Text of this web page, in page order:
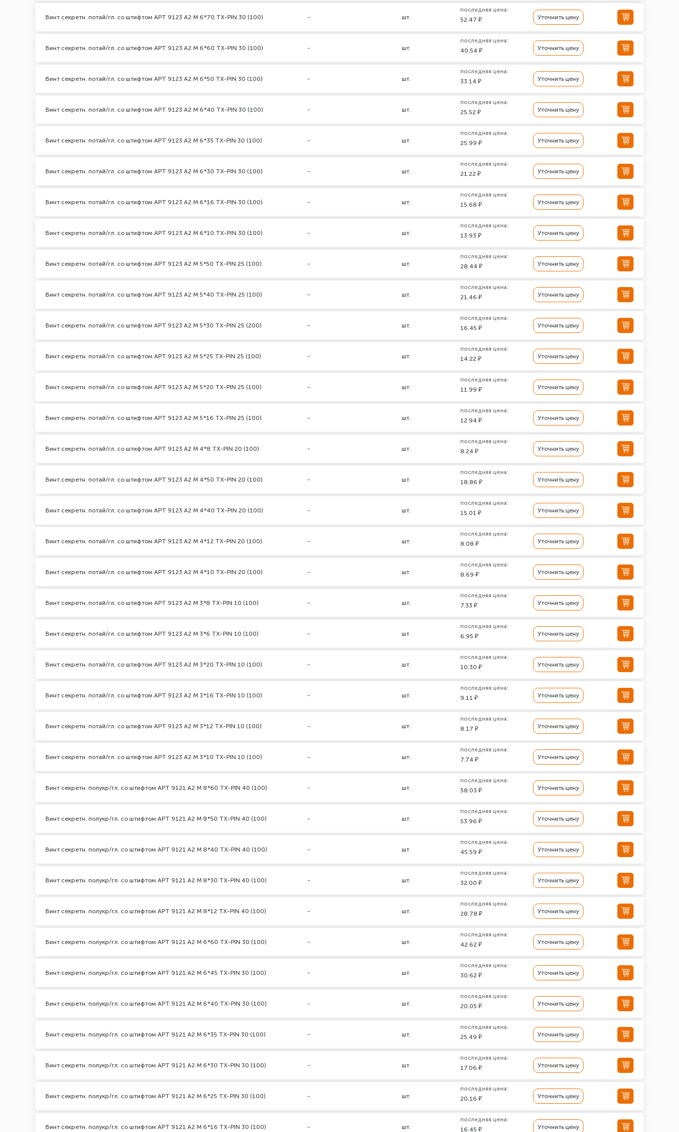
Винт секретн. потай/гл. со штифтом АРТ 9123 А2 M 6*70 TX-PIN 30 (100) - шт.
последняя цена:
52.47 ₽ Уточнить цену
Винт секретн. потай/гл. со штифтом АРТ 9123 А2 M 6*60 TX-PIN 30 (100) - шт.
последняя цена:
40.54 ₽ Уточнить цену
Винт секретн. потай/гл. со штифтом АРТ 9123 А2 M 6*50 TX-PIN 30 (100) - шт.
последняя цена:
33.14 ₽ Уточнить цену
Винт секретн. потай/гл. со штифтом АРТ 9123 А2 M 6*40 TX-PIN 30 (100) - шт.
последняя цена:
25.52 ₽ Уточнить цену
Винт секретн. потай/гл. со штифтом АРТ 9123 А2 M 6*35 TX-PIN 30 (100) - шт.
последняя цена:
25.99 ₽ Уточнить цену
Винт секретн. потай/гл. со штифтом АРТ 9123 А2 M 6*30 TX-PIN 30 (100) - шт.
последняя цена:
21.22 ₽ Уточнить цену
Винт секретн. потай/гл. со штифтом АРТ 9123 А2 M 6*16 TX-PIN 30 (100) - шт.
последняя цена:
15.68 ₽ Уточнить цену
Винт секретн. потай/гл. со штифтом АРТ 9123 А2 M 6*10 TX-PIN 30 (100) - шт.
последняя цена:
13.93 ₽ Уточнить цену
Винт секретн. потай/гл. со штифтом АРТ 9123 А2 M 5*50 TX-PIN 25 (100) - шт.
последняя цена:
28.44 ₽ Уточнить цену
Винт секретн. потай/гл. со штифтом АРТ 9123 А2 M 5*40 TX-PIN 25 (100) - шт.
последняя цена:
21.46 ₽ Уточнить цену
Винт секретн. потай/гл. со штифтом АРТ 9123 А2 M 5*30 TX-PIN 25 (200) - шт.
последняя цена:
16.45 ₽ Уточнить цену
Винт секретн. потай/гл. со штифтом АРТ 9123 А2 M 5*25 TX-PIN 25 (100) - шт.
последняя цена:
14.22 ₽ Уточнить цену
Винт секретн. потай/гл. со штифтом АРТ 9123 А2 M 5*20 TX-PIN 25 (100) - шт.
последняя цена:
11.99 ₽ Уточнить цену
Винт секретн. потай/гл. со штифтом АРТ 9123 А2 M 5*16 TX-PIN 25 (100) - шт.
последняя цена:
12.94 ₽ Уточнить цену
Винт секретн. потай/гл. со штифтом АРТ 9123 А2 M 4*8 TX-PIN 20 (100) - шт.
последняя цена:
8.24 ₽ Уточнить цену
Винт секретн. потай/гл. со штифтом АРТ 9123 А2 M 4*50 TX-PIN 20 (100) - шт.
последняя цена:
18.86 ₽ Уточнить цену
Винт секретн. потай/гл. со штифтом АРТ 9123 А2 M 4*40 TX-PIN 20 (100) - шт.
последняя цена:
15.01 ₽ Уточнить цену
Винт секретн. потай/гл. со штифтом АРТ 9123 А2 M 4*12 TX-PIN 20 (100) - шт.
последняя цена:
8.08 ₽ Уточнить цену
Винт секретн. потай/гл. со штифтом АРТ 9123 А2 M 4*10 TX-PIN 20 (100) - шт.
последняя цена:
8.69 ₽ Уточнить цену
Винт секретн. потай/гл. со штифтом АРТ 9123 А2 M 3*8 TX-PIN 10 (100) - шт.
последняя цена:
7.33 ₽ Уточнить цену
Винт секретн. потай/гл. со штифтом АРТ 9123 А2 M 3*6 TX-PIN 10 (100) - шт.
последняя цена:
6.95 ₽ Уточнить цену
Винт секретн. потай/гл. со штифтом АРТ 9123 А2 M 3*20 TX-PIN 10 (100) - шт.
последняя цена:
10.30 ₽ Уточнить цену
Винт секретн. потай/гл. со штифтом АРТ 9123 А2 M 3*16 TX-PIN 10 (100) - шт.
последняя цена:
9.11 ₽ Уточнить цену
Винт секретн. потай/гл. со штифтом АРТ 9123 А2 M 3*12 TX-PIN 10 (100) - шт.
последняя цена:
8.17 ₽ Уточнить цену
Винт секретн. потай/гл. со штифтом АРТ 9123 А2 M 3*10 TX-PIN 10 (100) - шт.
последняя цена:
7.74 ₽ Уточнить цену
Винт секретн. полукр/гл. со штифтом АРТ 9121 А2 M 8*60 TX-PIN 40 (100) - шт.
последняя цена:
58.03 ₽ Уточнить цену
Винт секретн. полукр/гл. со штифтом АРТ 9121 А2 M 8*50 TX-PIN 40 (100) - шт.
последняя цена:
53.96 ₽ Уточнить цену
Винт секретн. полукр/гл. со штифтом АРТ 9121 А2 M 8*40 TX-PIN 40 (100) - шт.
последняя цена:
45.59 ₽ Уточнить цену
Винт секретн. полукр/гл. со штифтом АРТ 9121 А2 M 8*30 TX-PIN 40 (100) - шт.
последняя цена:
32.00 ₽ Уточнить цену
Винт секретн. полукр/гл. со штифтом АРТ 9121 А2 M 8*12 TX-PIN 40 (100) - шт.
последняя цена:
28.78 ₽ Уточнить цену
Винт секретн. полукр/гл. со штифтом АРТ 9121 А2 M 6*60 TX-PIN 30 (100) - шт.
последняя цена:
42.62 ₽ Уточнить цену
Винт секретн. полукр/гл. со штифтом АРТ 9121 А2 M 6*45 TX-PIN 30 (100) - шт.
последняя цена:
30.62 ₽ Уточнить цену
Винт секретн. полукр/гл. со штифтом АРТ 9121 А2 M 6*40 TX-PIN 30 (100) - шт.
последняя цена:
20.05 ₽ Уточнить цену
Винт секретн. полукр/гл. со штифтом АРТ 9121 А2 M 6*35 TX-PIN 30 (100) - шт.
последняя цена:
25.49 ₽ Уточнить цену
Винт секретн. полукр/гл. со штифтом АРТ 9121 А2 M 6*30 TX-PIN 30 (100) - шт.
последняя цена:
17.06 ₽ Уточнить цену
Винт секретн. полукр/гл. со штифтом АРТ 9121 А2 M 6*25 TX-PIN 30 (100) - шт.
последняя цена:
20.16 ₽ Уточнить цену
Винт секретн. полукр/гл. со штифтом АРТ 9121 А2 M 6*16 TX-PIN 30 (100) - шт.
последняя цена:
16.45 ₽ Уточнить цену